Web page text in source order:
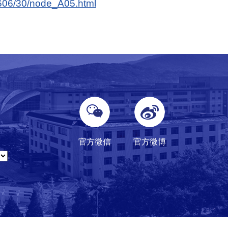
30/node_A05.html
官方微信 官方微博